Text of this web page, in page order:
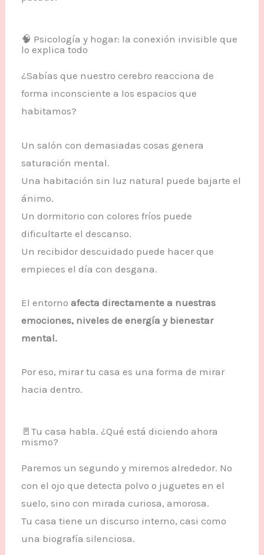
🧠 Psicología y hogar: la conexión invisible que
lo explica todo
¿Sabías que nuestro cerebro reacciona de
forma inconsciente a los espacios que
habitamos?
Un salón con demasiadas cosas genera
saturación mental.
Una habitación sin luz natural puede bajarte el
ánimo.
Un dormitorio con colores fríos puede
dificultarte el descanso.
Un recibidor descuidado puede hacer que
empieces el día con desgana.
El entornoafecta directamente a nuestras
emociones, niveles de energía y bienestar
mental.
Por eso, mirar tu casa es una forma de mirar
hacia dentro.
🚪Tu casa habla. ¿Qué está diciendo ahora
mismo?
Paremos un segundo y miremos alrededor. No
con el ojo que detecta polvo o juguetes en el
suelo, sino con mirada curiosa, amorosa.
Tu casa tiene un discurso interno, casi como
una biografía silenciosa.